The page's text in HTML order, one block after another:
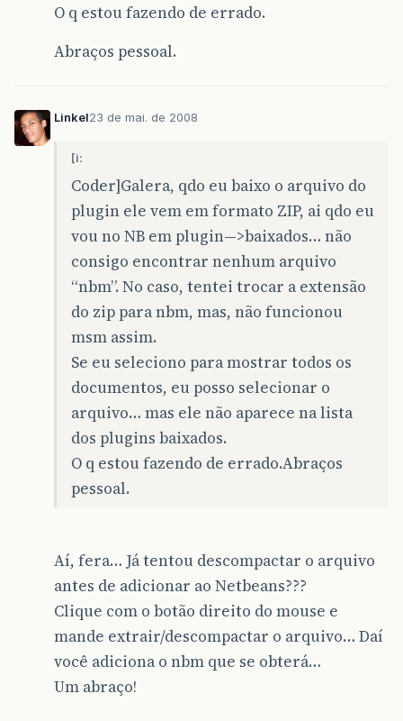
O q estou fazendo de errado.
Abraços pessoal.
Linkel23 de mai. de 2008
[i:
Coder]Galera, qdo eu baixo o arquivo do
plugin ele vem em formato ZIP, ai qdo eu
vou no NB em plugin—>baixados… não
consigo encontrar nenhum arquivo
“nbm”. No caso, tentei trocar a extensão
do zip para nbm, mas, não funcionou
msm assim.
Se eu seleciono para mostrar todos os
documentos, eu posso selecionar o
arquivo… mas ele não aparece na lista
dos plugins baixados.
O q estou fazendo de errado.Abraços
pessoal.
Aí, fera… Já tentou descompactar o arquivo
antes de adicionar ao Netbeans???
Clique com o botão direito do mouse e
mande extrair/descompactar o arquivo… Daí
você adiciona o nbm que se obterá…
Um abraço!